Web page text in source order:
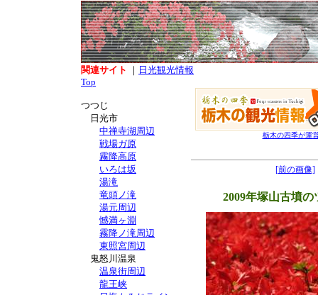
関連サイト ｜ 日光観光情報
Top
つつじ
日光市
中禅寺湖周辺
戦場ガ原
霧降高原
いろは坂
湯滝
竜頭ノ滝
湯元周辺
憾満ヶ淵
霧降ノ滝周辺
東照宮周辺
鬼怒川温泉
温泉街周辺
龍王峡
栃木の四季が運
[前の画像]
2009年塚山古墳